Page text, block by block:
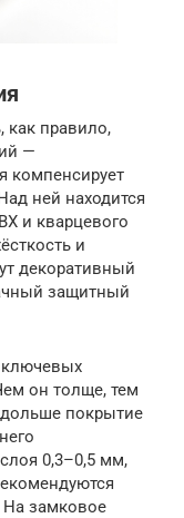
как правило,
—
компенсирует
ней находится
и кварцевого
и
декоративный
защитный
он толще, тем
покрытие
0,3–0,5 мм,
замковое